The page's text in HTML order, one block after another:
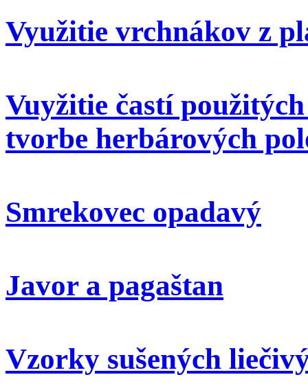
Využitie vrchnákov z
Vuyžitie častí
tvorbe herbárových
Smrekovec opadavý
Javor a pagaštan
Vzorky sušených